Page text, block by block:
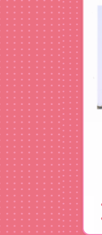
写真枚数固定
楽曲固定※変更不可